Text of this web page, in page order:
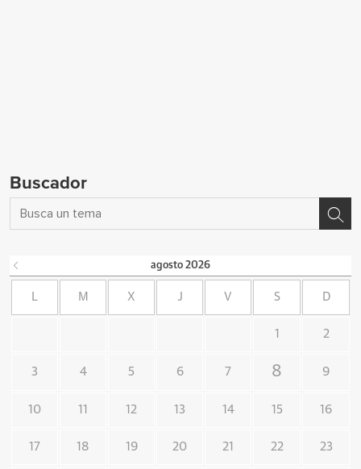
Buscador
agosto 2026
L M X J V S D
1 2
3 4 5 6 7 8 9
10 11 12 13 14 15 16
17 18 19 20 21 22 23